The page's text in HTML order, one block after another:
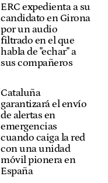
ERC expedienta a su
candidato en Girona
por un audio
filtrado en el que
habla de "echar" a
sus compañeros
Cataluña
garantizará el envío
de alertas en
emergencias
cuando caiga la red
con una unidad
móvil pionera en
España